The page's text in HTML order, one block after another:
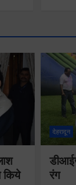
किये
देहरादून
रंग